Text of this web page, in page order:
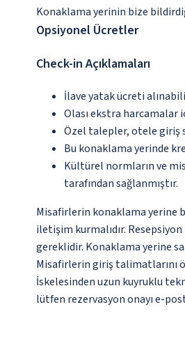
Konaklama yerinin bize
Opsiyonel Ücretler
Check-in Açıklamaları
İlave yatak ücreti
Olası ekstra
Özel talepler, otele giriş
Bu konaklama yerinde
Kültürel normların ve
tarafından sağlanmıştır.
Misafirlerin konaklama yerine
iletişim kurmalıdır.
gereklidir. Konaklama yerine
Misafirlerin giriş talimatlarını
İskelesinden uzun kuyruklu
lütfen rezervasyon onayı e-